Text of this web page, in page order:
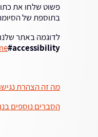
פשוט שלחו את
בתוספת של
לדוגמה באתר
#accessibility
מה זה הצהרת
הסברים נוספים